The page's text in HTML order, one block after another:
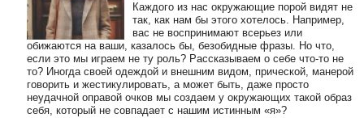
Каждого из нас окружающие порой видят не
так, как нам бы этого хотелось. Например,
вас не воспринимают всерьез или
обижаются на ваши, казалось бы, безобидные фразы. Но что,
если это мы играем не ту роль? Рассказываем о себе что-то не
то? Иногда своей одеждой и внешним видом, прической, манерой
говорить и жестикулировать, а может быть, даже просто
неудачной оправой очков мы создаем у окружающих такой образ
себя, который не совпадает с нашим истинным «я»?